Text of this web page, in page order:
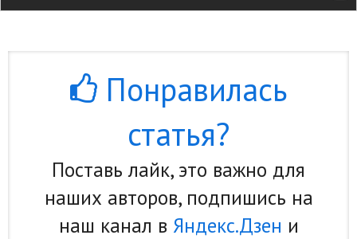
Понравилась
статья?
Поставь лайк, это важно для
наших авторов, подпишись на
наш канал в Яндекс.Дзен и